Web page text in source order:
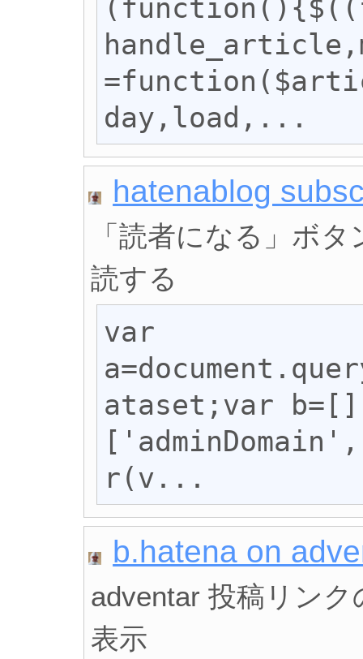
day,load,...
hatenablog
「読者になる」ボ
読する
var
ataset;var
r(v...
b.hatena on
adventar 投稿リン
表示